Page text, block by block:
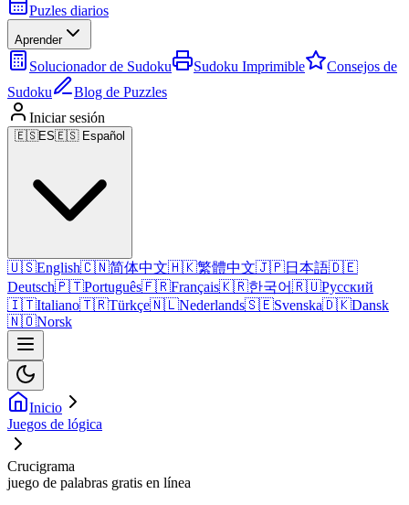
Puzles diarios
Aprender
Solucionador de Sudoku Sudoku Imprimible
Consejos de
Sudoku
Blog de Puzzles
Iniciar sesión
🇪🇸ES🇪🇸 Español
🇺🇸English🇨🇳简体中文🇭🇰繁體中文🇯🇵日本語🇩🇪
Deutsch🇵🇹Português🇫🇷Français🇰🇷한국어🇷🇺Русский
🇮🇹Italiano🇹🇷Türkçe🇳🇱Nederlands🇸🇪Svenska🇩🇰Dansk
🇳🇴Norsk
Inicio
Juegos de lógica
Crucigrama
juego de palabras gratis en línea